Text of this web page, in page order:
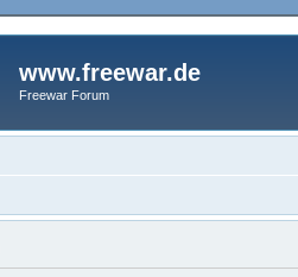
www.freewar.de
Freewar Forum